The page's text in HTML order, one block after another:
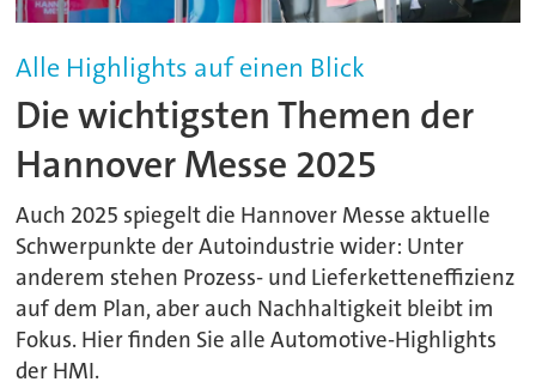
Alle Highlights auf einen Blick
Die wichtigsten Themen der
Hannover Messe 2025
Auch 2025 spiegelt die Hannover Messe aktuelle
Schwerpunkte der Autoindustrie wider: Unter
anderem stehen Prozess- und Lieferketteneffizienz
auf dem Plan, aber auch Nachhaltigkeit bleibt im
Fokus. Hier finden Sie alle Automotive-Highlights
der HMI.